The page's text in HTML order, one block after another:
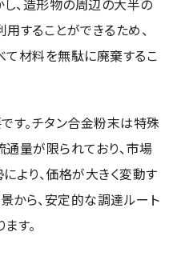
し、造形物の周辺の大半の
することができるため、
材料を無駄に廃棄するこ
す。チタン合金粉末は特殊
量が限られており、市場
より、価格が大きく変動す
から、安定的な調達ルート
す。